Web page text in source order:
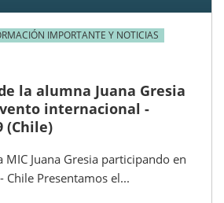
IMPORTANTE Y NOTICIAS
la alumna Juana Gresia
internacional -
(Chile)
MIC Juana Gresia participando en
Chile Presentamos el...